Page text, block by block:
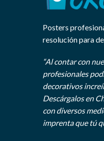
Posters
resolución para
“Al contar con
profesionales
decorativos
Descárgalos en
con diversos
imprenta que tú